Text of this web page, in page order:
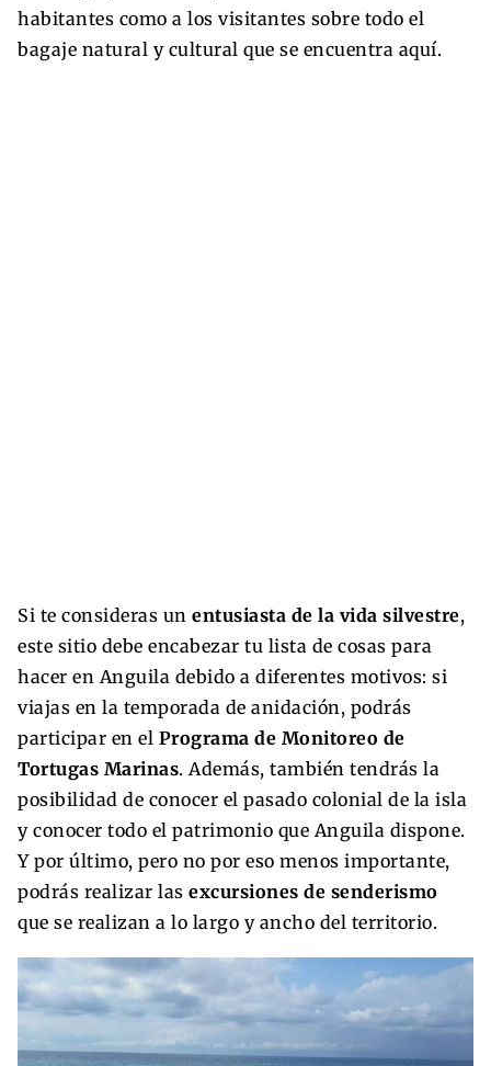
habitantes como a los visitantes sobre todo el
bagaje natural y cultural que se encuentra aquí.
Si te consideras un entusiasta de la vida silvestre,
este sitio debe encabezar tu lista de cosas para
hacer en Anguila debido a diferentes motivos: si
viajas en la temporada de anidación, podrás
participar en el Programa de Monitoreo de
Tortugas Marinas. Además, también tendrás la
posibilidad de conocer el pasado colonial de la isla
y conocer todo el patrimonio que Anguila dispone.
Y por último, pero no por eso menos importante,
podrás realizar las excursiones de senderismo
que se realizan a lo largo y ancho del territorio.